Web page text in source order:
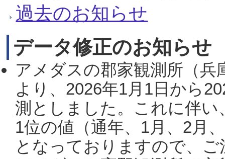
過去のお知らせ
データ修正のお知らせ
アメダスの郡家観測所（
より、2026年1月1日から
測としました。これに伴い
1位の値（通年、1月、2月
となっておりますので、